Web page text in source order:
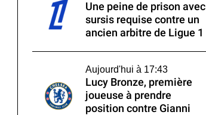
Une peine de prison avec
sursis requise contre un
ancien arbitre de Ligue 1
Aujourd'hui à 17:43
Lucy Bronze, première
joueuse à prendre
position contre Gianni